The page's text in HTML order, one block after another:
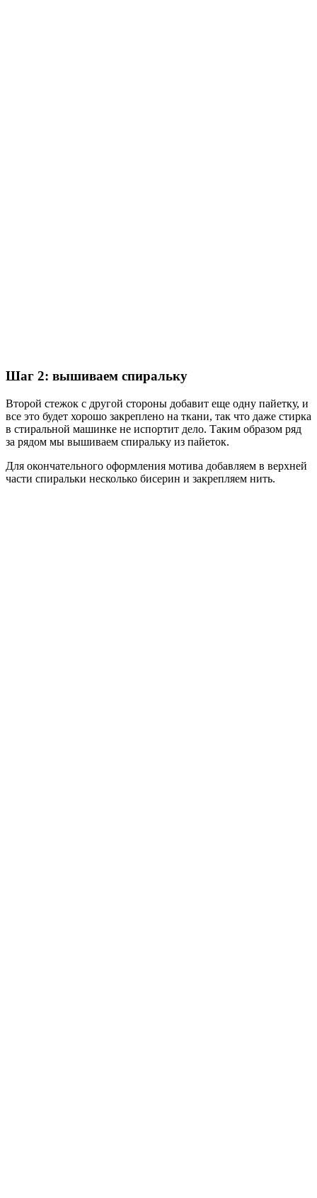
Шаг 2: вышиваем спиральку
Второй стежок с другой стороны добавит еще одну пайетку, и
все это будет хорошо закреплено на ткани, так что даже стирка
в стиральной машинке не испортит дело. Таким образом ряд
за рядом мы вышиваем спиральку из пайеток.
Для окончательного оформления мотива добавляем в верхней
части спиральки несколько бисерин и закрепляем нить.